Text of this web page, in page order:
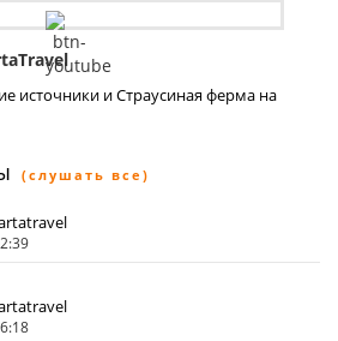
источники и Страусиная ферма на
(слушать все)